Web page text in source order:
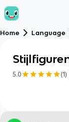
Home Language
5.0 (1)